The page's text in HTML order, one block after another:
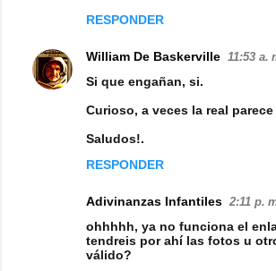
RESPONDER
William De Baskerville 11:53 a.
Si que engañan, si.
Curioso, a veces la real
Saludos!.
RESPONDER
Adivinanzas Infantiles 2:11 p.
ohhhhh, ya no funciona el
tendreis por ahí las fotos u
válido?